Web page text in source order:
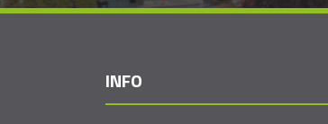
INFO